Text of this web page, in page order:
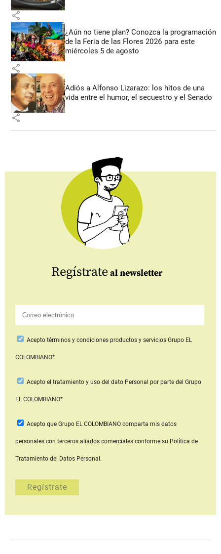
share
¿Aún no tiene plan? Conozca la programación
de la Feria de las Flores 2026 para este
miércoles 5 de agosto
share
Adiós a Alfonso Lizarazo: los hitos de una
vida entre el humor, el secuestro y el Senado
share
Regístrate al newsletter
Aceptotérminos y condiciones productos y serviciosGrupo EL
COLOMBIANO*
Acepto el tratamiento y uso del dato Personal por parte del Grupo
EL COLOMBIANO*
Acepto que Grupo EL COLOMBIANOcomparta mis datos
personales con terceros aliados comerciales conforme su Política de
Tratamiento del Datos Personal.